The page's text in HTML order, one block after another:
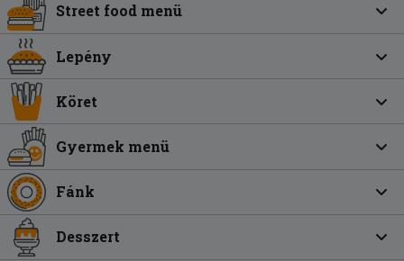
Street food menü
Lepény
Köret
Gyermek menü
Fánk
Desszert